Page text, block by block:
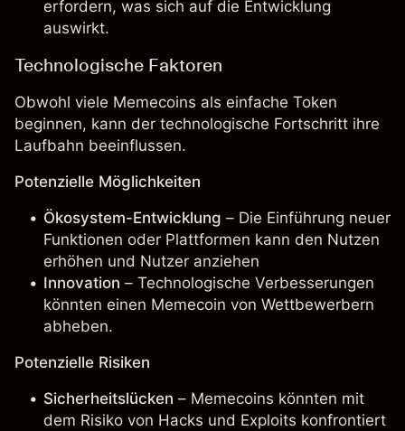
erfordern, was sich auf die Entwicklung
auswirkt.
Technologische Faktoren
Obwohl viele Memecoins als einfache Token
beginnen, kann der technologische Fortschritt ihre
Laufbahn beeinflussen.
Potenzielle Möglichkeiten
Ökosystem-Entwicklung – Die Einführung neuer
Funktionen oder Plattformen kann den Nutzen
erhöhen und Nutzer anziehen
Innovation – Technologische Verbesserungen
könnten einen Memecoin von Wettbewerbern
abheben.
Potenzielle Risiken
Sicherheitslücken – Memecoins könnten mit
dem Risiko von Hacks und Exploits konfrontiert